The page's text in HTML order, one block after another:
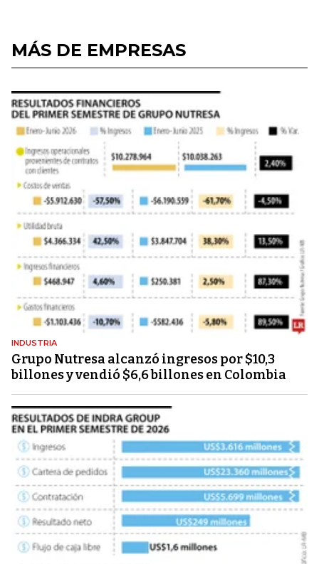
MÁS DE EMPRESAS
INDUSTRIA
Grupo Nutresa alcanzó ingresos por $10,3
billones y vendió $6,6 billones en Colombia